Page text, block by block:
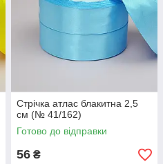
Стрічка атлас блакитна 2,5
см (№ 41/162)
Готово до відправки
56 ₴